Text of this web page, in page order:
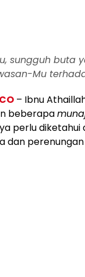
sungguh buta
Mu
– Ibnu
beberapa
perlu
dan